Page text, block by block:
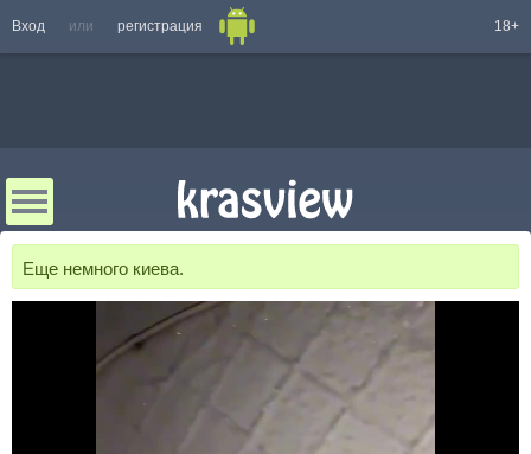
Вход или регистрация 18+
Еще немного киева.